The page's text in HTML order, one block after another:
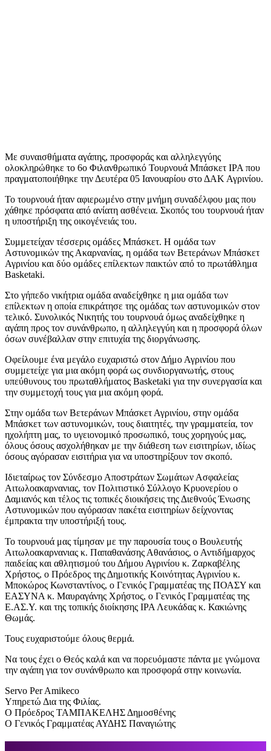
Με συναισθήματα αγάπης, προσφοράς και αλληλεγγύης
ολοκληρώθηκε το 6ο Φιλανθρωπικό Τουρνουά Μπάσκετ IPA που
πραγματοποιήθηκε την Δευτέρα 05 Ιανουαρίου στο ΔΑΚ Αγρινίου.
Το τουρνουά ήταν αφιερωμένο στην μνήμη συναδέλφου μας που
χάθηκε πρόσφατα από ανίατη ασθένεια. Σκοπός του τουρνουά ήταν
η υποστήριξη της οικογένειάς του.
Συμμετείχαν τέσσερις ομάδες Μπάσκετ. Η ομάδα των
Αστυνομικών της Ακαρνανίας, η ομάδα των Βετεράνων Μπάσκετ
Αγρινίου και δύο ομάδες επίλεκτων παικτών από το πρωτάθλημα
Basketaki.
Στο γήπεδο νικήτρια ομάδα αναδείχθηκε η μια ομάδα των
επίλεκτων η οποία επικράτησε της ομάδας των αστυνομικών στον
τελικό. Συνολικός Νικητής του τουρνουά όμως αναδείχθηκε η
αγάπη προς τον συνάνθρωπο, η αλληλεγγύη και η προσφορά όλων
όσων συνέβαλλαν στην επιτυχία της διοργάνωσης.
Οφείλουμε ένα μεγάλο ευχαριστώ στον Δήμο Αγρινίου που
συμμετείχε για μια ακόμη φορά ως συνδιοργανωτής, στους
υπεύθυνους του πρωταθλήματος Basketaki για την συνεργασία και
την συμμετοχή τους για μια ακόμη φορά.
Στην ομάδα των Βετεράνων Μπάσκετ Αγρινίου, στην ομάδα
Μπάσκετ των αστυνομικών, τους διαιτητές, την γραμματεία, τον
ηχολήπτη μας, το υγειονομικό προσωπικό, τους χορηγούς μας,
όλους όσους ασχολήθηκαν με την διάθεση των εισιτηρίων, ιδίως
όσους αγόρασαν εισιτήρια για να υποστηρίξουν τον σκοπό.
Ιδιεταίρως τον Σύνδεσμο Αποστράτων Σωμάτων Ασφαλείας
Αιτωλοακαρνανιας, τον Πολιτιστικό Σύλλογο Κρυονερίου ο
Δαμιανός και τέλος τις τοπικές διοικήσεις της Διεθνούς Ένωσης
Αστυνομικών που αγόρασαν πακέτα εισιτηρίων δείχνοντας
έμπρακτα την υποστήριξή τους.
Το τουρνουά μας τίμησαν με την παρουσία τους ο Βουλευτής
Αιτωλοακαρνανιας κ. Παπαθανάσης Αθανάσιος, ο Αντιδήμαρχος
παιδείας και αθλητισμού του Δήμου Αγρινίου κ. Ζαρκαβέλης
Χρήστος, ο Πρόεδρος της Δημοτικής Κοινότητας Αγρινίου κ.
Μποκώρος Κωνσταντίνος, ο Γενικός Γραμματέας της ΠΟΑΣΥ και
ΕΑΣΥΝΑ κ. Μαυραγάνης Χρήστος, ο Γενικός Γραμματέας της
Ε.ΑΣ.Υ. και της τοπικής διοίκησης ΙΡΑ Λευκάδας κ. Κακιώνης
Θωμάς.
Τους ευχαριστούμε όλους θερμά.
Να τους έχει ο Θεός καλά και να πορευόμαστε πάντα με γνώμονα
την αγάπη για τον συνάνθρωπο και προσφορά στην κοινωνία.
Servo Per Amikeco
Υπηρετώ Δια της Φιλίας.
Ο Πρόεδρος ΤΑΜΠΑΚΕΛΗΣ Δημοσθένης
Ο Γενικός Γραμματέας ΑΥΔΗΣ Παναγιώτης